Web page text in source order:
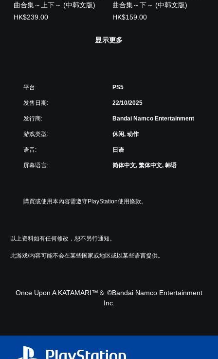
曲合集～上下～ (中韩文版)
HK$239.00
曲合集～下～ (中韩文版)
HK$159.00
显示更多
平台: PS5
发售日期: 22/10/2025
发行商: Bandai Namco Entertainment
游戏类型: 休闲, 动作
语音: 日语
屏幕语言: 简体中文, 繁体中文, 韩语
購買或使用本內容需遵守PlayStation使用條款。
以上资料如有任何修改，恕不另行通知。
此游戏/内容可能不会在某些国家或地区或以某些语言提供。
Once Upon A KATAMARI™＆ ©Bandai Namco Entertainment
Inc.